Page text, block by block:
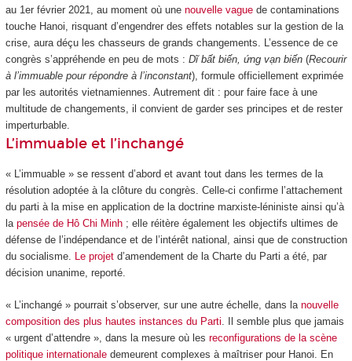
au 1 erfévrier 2021, au moment où une nouvelle vaguede contaminations
touche Hanoi, risquant d’engendrer des effets notables sur la gestion de la
crise, aura déçu les chasseurs de grands changements. L’essence de ce
congrès s’appréhende en peu de mots : Dĩ bất biến, ứng vạn biến(Recourir
à l’immuable pour répondre à l’inconstant), formule officiellement exprimée
par les autorités vietnamiennes. Autrement dit : pour faire face à une
multitude de changements, il convient de garder ses principes et de rester
imperturbable.
L’immuable et l’inchangé
« L’immuable » se ressent d’abord et avant tout dans les termes de la
résolution adoptée à la clôture du congrès. Celle-ci confirme l’attachement
du parti à la mise en application de la doctrine marxiste-léniniste ainsi qu’à
la pensée de Hô Chi Minh; elle réitère également les objectifs ultimes de
défense de l’indépendance et de l’intérêt national, ainsi que de construction
du socialisme. Le projetd’amendement de la Charte du Parti a été, par
décision unanime, reporté.
« L’inchangé » pourrait s’observer, sur une autre échelle, dans la nouvelle
composition des plus hautes instances du Parti . Il semble plus que jamais
« urgent d’attendre », dans la mesure où les reconfigurations de la scène
politique internationaledemeurent complexes à maîtriser pour Hanoi. En